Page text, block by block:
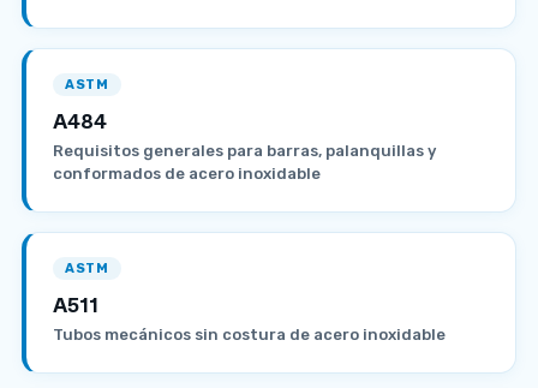
ASTM
A484
Requisitos generales para barras, palanquillas y
conformados de acero inoxidable
ASTM
A511
Tubos mecánicos sin costura de acero inoxidable